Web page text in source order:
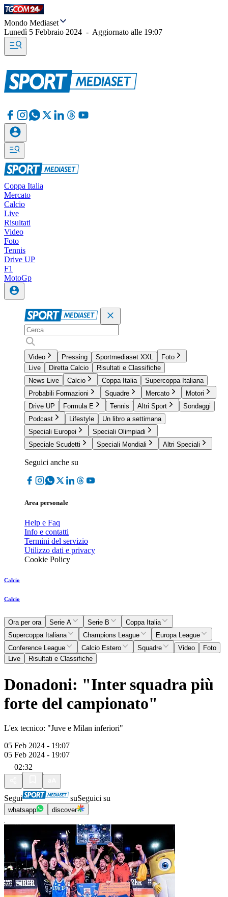
Mondo Mediaset
Lunedì 5 Febbraio 2024 - Aggiornato alle 19:07
Coppa Italia
Mercato
Calcio
Live
Risultati
Video
Foto
Tennis
Drive UP
F1
MotoGp
Video Pressing Sportmediaset XXL
Foto
Live
Diretta Calcio
Risultati e Classifiche
News Live
Calcio Coppa Italia
Supercoppa Italiana
Probabili Formazioni
Squadre Mercato
Motori
Drive UP
Formula E Tennis Altri Sport
Sondaggi
Podcast
Lifestyle
Un libro a settimana
Speciali Europei
Speciali Olimpiadi
Speciale Scudetti
Speciali Mondiali Altri Speciali
Seguici anche su
Area personale
Help e Faq
Info e contatti
Termini del servizio
Utilizzo dati e privacy
Cookie Policy
Calcio
Calcio
Ora per ora Serie A Serie B
Coppa Italia
Supercoppa Italiana
Champions League
Europa League
Conference League
Calcio Estero Squadre Video
Foto
Live
Risultati e Classifiche
Donadoni: "Inter squadra più
forte del campionato"
L'ex tecnico: "Juve e Milan inferiori"
05 Feb 2024 - 19:07
05 Feb 2024 - 19:07
02:32
Segui suSeguici su
whatsapp discover